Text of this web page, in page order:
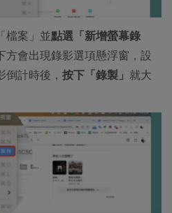
檔案」並點選「新增螢幕錄
方會出現錄影選項懸浮窗，設
計時後， 按下「錄製」 就大